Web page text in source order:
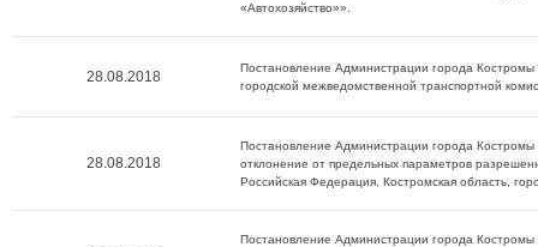
«Автохозяйство»».
28.08.2018
Постановление Администрации города
городской межведомственной транспортной
28.08.2018
Постановление Администрации города
отклонение от предельных параметров
Российская Федерация, Костромская область,
Постановление Администрации города